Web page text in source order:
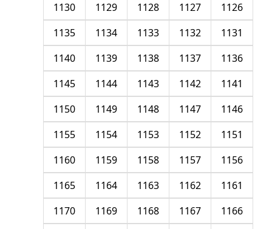
1126
1127
1128
1129
1130
1131
1132
1133
1134
1135
1136
1137
1138
1139
1140
1141
1142
1143
1144
1145
1146
1147
1148
1149
1150
1151
1152
1153
1154
1155
1156
1157
1158
1159
1160
1161
1162
1163
1164
1165
1166
1167
1168
1169
1170